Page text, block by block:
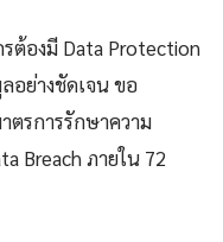
ต้องมี Data Protection
อย่างชัดเจน ขอ
รการรักษาความ
Breach ภายใน 72